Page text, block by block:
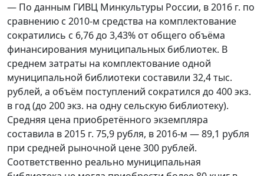
— По данным ГИВЦ Минкультуры России, в 2016 г. по
сравнению с 2010-м средства на комплектование
сократились с 6,76 до 3,43% от общего объёма
финансирования муниципальных библиотек. В
среднем затраты на комплектование одной
муниципальной библиотеки составили 32,4 тыс.
рублей, а объём поступлений сократился до 400 экз.
в год (до 200 экз. на одну сельскую библиотеку).
Средняя цена приобретённого экземпляра
составила в 2015 г. 75,9 рубля, в 2016-м — 89,1 рубля
при средней рыночной цене 300 рублей.
Соответственно реально муниципальная